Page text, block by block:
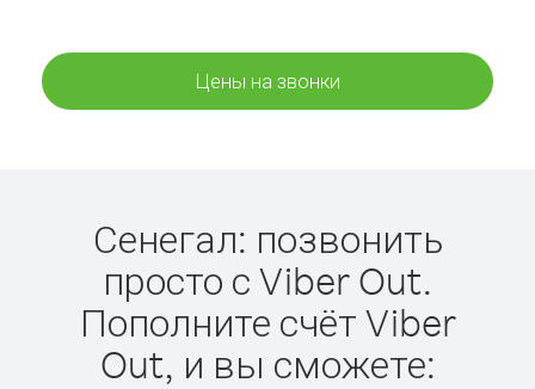
Цены на звонки
Сенегал: позвонить
просто с Viber Out.
Пополните счёт Viber
Out, и вы сможете: